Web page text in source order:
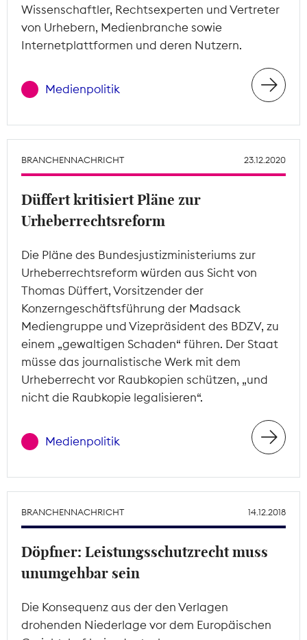
Wissenschaftler, Rechtsexperten und Vertreter
von Urhebern, Medienbranche sowie
Internetplattformen und deren Nutzern.
Medienpolitik
BRANCHENNACHRICHT 23.12.2020
Düffert kritisiert Pläne zur
Urheberrechtsreform
Die Pläne des Bundesjustizministeriums zur
Urheberrechtsreform würden aus Sicht von
Thomas Düffert, Vorsitzender der
Konzerngeschäftsführung der Madsack
Mediengruppe und Vizepräsident des BDZV, zu
einem „gewaltigen Schaden“ führen. Der Staat
müsse das journalistische Werk mit dem
Urheberrecht vor Raubkopien schützen, „und
nicht die Raubkopie legalisieren“.
Medienpolitik
BRANCHENNACHRICHT 14.12.2018
Döpfner: Leistungsschutzrecht muss
unumgehbar sein
Die Konsequenz aus der den Verlagen
drohenden Niederlage vor dem Europäischen